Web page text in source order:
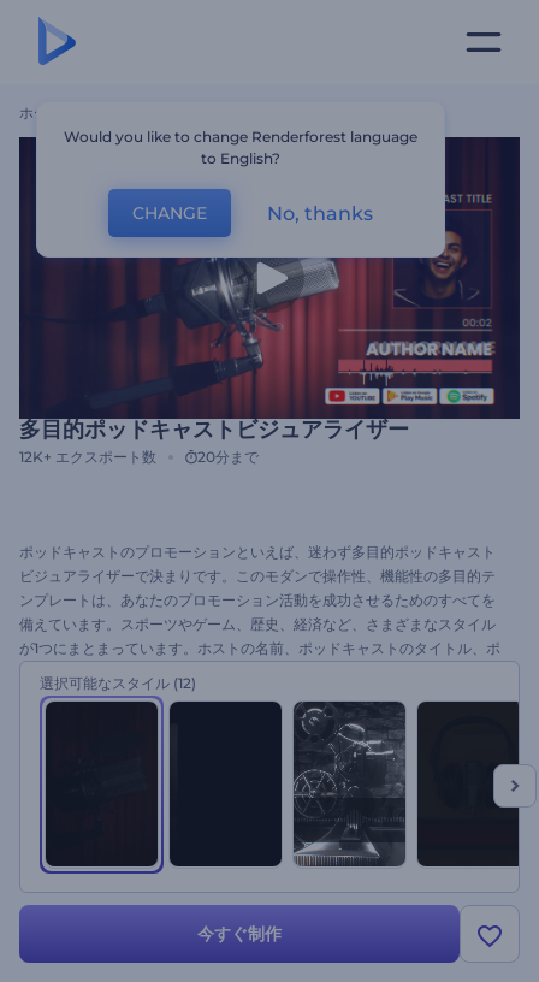
ホーム
多目的ポッドキャストビジュアライザー
12K+ エクスポート数 20分まで
ポッドキャストのプロモーションといえば、迷わず多目的ポッドキャスト
ビジュアライザーで決まりです。このモダンで操作性、機能性の多目的テ
ンプレートは、あなたのプロモーション活動を成功させるためのすべてを
備えています。スポーツやゲーム、歴史、経済など、さまざまなスタイル
が1つにまとまっています。ホストの名前、ポッドキャストのタイトル、ポ
ッドキャストをホストする必要なリンクを入力するのに数クリックで済み
ます。今すぐお試しください。
選択可能なスタイル (12)
今すぐ制作
Would you like to change Renderforest language
to English?
CHANGE No, thanks